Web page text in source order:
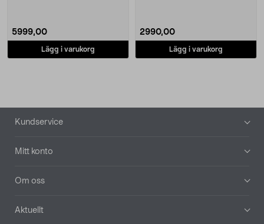
5999,00
Lägg i varukorg
2990,00
Lägg i varukorg
Sidfot
Kundservice
Mitt konto
Om oss
Aktuellt